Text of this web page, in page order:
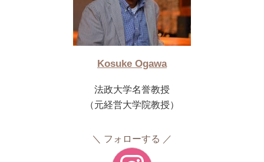
Kosuke Ogawa
法政大学名誉教授
（元経営大学院教授）
フォローする